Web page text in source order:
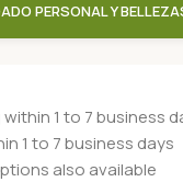
PERSONAL Y BELLEZA
1 to 7 business
1 to 7 business days
also available